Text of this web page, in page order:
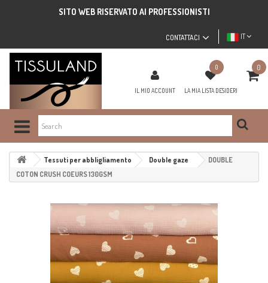
SITO WEB RISERVATO AI PROFESSIONISTI
IT
CONTATTACI
IL MIO ACCOUNT
0
LA MIA LISTA DESIDERI
0
Tessuti per abbligliamento Double gaze
DOUBLE
COTON CRUSH COEURS 130GSM